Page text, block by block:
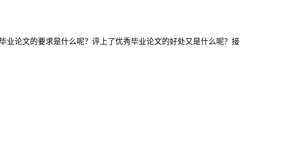
论文的要求是什么呢？评上了优秀毕业论文的好处又是什么呢？接